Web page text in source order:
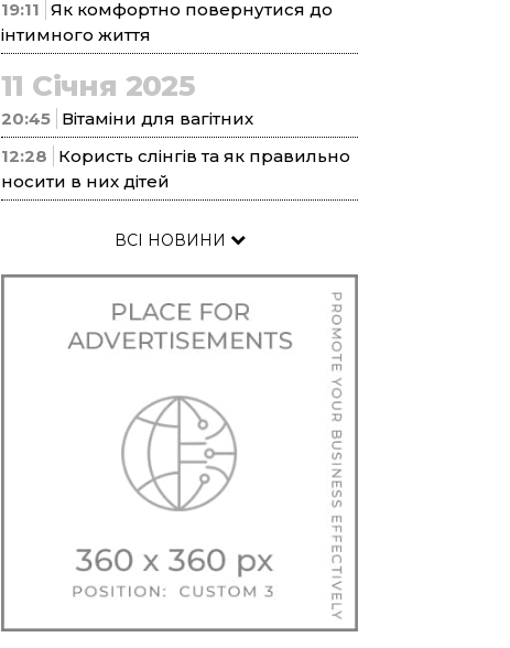
19:11 Як комфортно повернутися до
інтимного життя
11 Січня 2025
20:45 Вітаміни для вагітних
12:28
Користь слінгів та як правильно
носити в них дітей
ВСІ НОВИНИ